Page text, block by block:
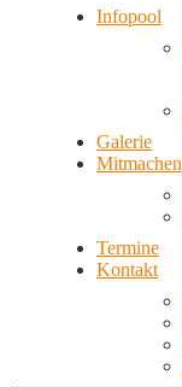
Infopool
Galerie
Mitmachen
Termine
Kontakt